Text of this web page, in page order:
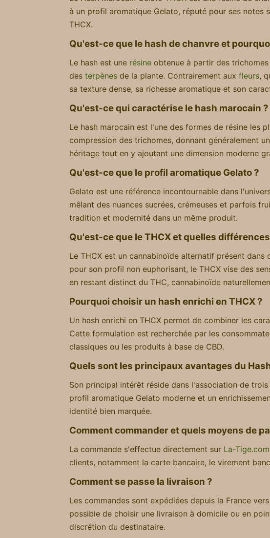
à un profil aromatique Gelato, réputé pour ses notes
THCX.
Qu'est-ce que le hash de chanvre et
Le hash est une résine obtenue à partir des trichomes
des terpènes de la plante. Contrairement aux fleurs,
sa texture dense, sa richesse aromatique et son
Qu'est-ce qui caractérise le hash marocain ?
Le hash marocain est l'une des formes de résine les
compression des trichomes, donnant généralement
héritage tout en y ajoutant une dimension moderne
Qu'est-ce que le profil aromatique Gelato ?
Gelato est une référence incontournable dans
mêlant des nuances sucrées, crémeuses et parfois
tradition et modernité dans un même produit.
Qu'est-ce que le THCX et quelles différences
Le THCX est un cannabinoïde alternatif présent
pour son profil non euphorisant, le THCX vise des
en restant distinct du THC, cannabinoïde
Pourquoi choisir un hash enrichi en THCX ?
Un hash enrichi en THCX permet de combiner les
Cette formulation est recherchée par les
classiques ou les produits à base de CBD.
Quels sont les principaux avantages du
Son principal intérêt réside dans l'association de
profil aromatique Gelato moderne et un
identité bien marquée.
Comment commander et quels moyens de
La commande s'effectue directement sur La-Tige.com
clients, notamment la carte bancaire, le virement
Comment se passe la livraison ?
Les commandes sont expédiées depuis la France
possible de choisir une livraison à domicile ou en
discrétion du destinataire.